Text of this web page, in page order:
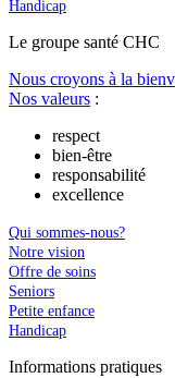
Handicap
Le groupe santé CHC
Nous croyons à la
Nos valeurs :
respect
bien-être
responsabilité
excellence
Qui sommes-nous?
Notre vision
Offre de soins
Seniors
Petite enfance
Handicap
Informations pratiques